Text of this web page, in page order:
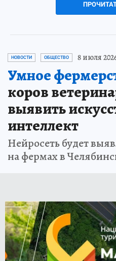
НОВОСТИ ОБЩЕСТВО 8 июля
Умное
коров
выявить
интеллект
Нейросеть будет
на фермах в